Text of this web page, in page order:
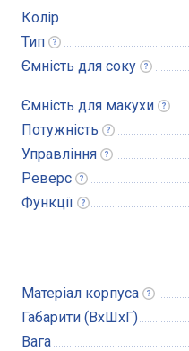
Колір
Тип
Ємність для соку
Ємність для макухи
Потужність
Управління
Реверс
Функції
Матеріал корпуса
Габарити (ВxШxГ)
Вага